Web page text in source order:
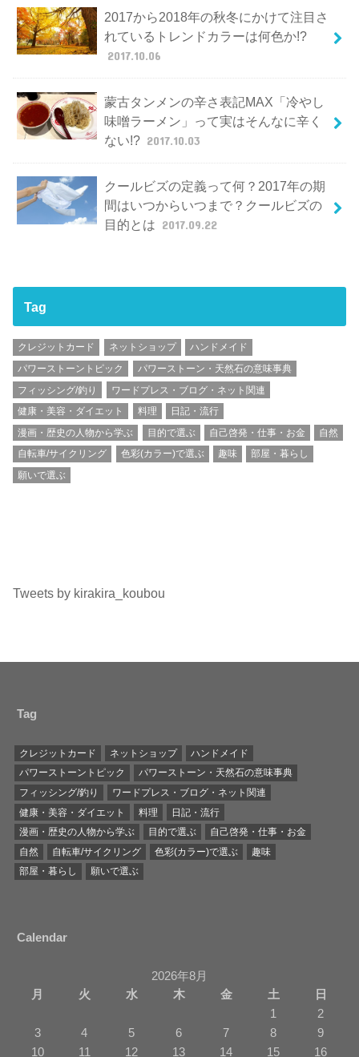
2017から2018年の秋冬にかけて注目さ
れているトレンドカラーは何色か!?
2017.10.06
蒙古タンメンの辛さ表記MAX「冷やし
味噌ラーメン」って実はそんなに辛く
ない!? 2017.10.03
クールビズの定義って何？2017年の期
間はいつからいつまで？クールビズの
目的とは 2017.09.22
Tag
クレジットカード ネットショップ
ハンドメイド
パワーストーントピック
パワーストーン・天然石の意味事典
フィッシング/釣り
ワードプレス・ブログ・ネット関連
健康・美容・ダイエット
料理
日記・流行
漫画・歴史の人物から学ぶ
目的で選ぶ 自己啓発・仕事・お金
自然
自転車/サイクリング
色彩(カラー)で選ぶ 趣味
部屋・暮らし
願いで選ぶ
Tweets by kirakira_koubou
Tag
クレジットカード ネットショップ
ハンドメイド
パワーストーントピック
パワーストーン・天然石の意味事典
フィッシング/釣り
ワードプレス・ブログ・ネット関連
健康・美容・ダイエット
料理
日記・流行
漫画・歴史の人物から学ぶ
目的で選ぶ
自己啓発・仕事・お金
自然
自転車/サイクリング 色彩(カラー)で選ぶ
趣味
部屋・暮らし
願いで選ぶ
Calendar
2026年8月
月
火 水 木 金 土 日
1
2
3
4 5 6 7 8
9
10
11 12 13 14 15
16